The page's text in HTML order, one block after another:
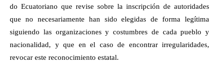
do Ecuatoriano que revise sobre la inscripción de autoridades
que no necesariamente han sido elegidas de forma legítima
siguiendo las organizaciones y costumbres de cada pueblo y
nacionalidad, y que en el caso de encontrar irregularidades,
revocar este reconocimiento estatal.